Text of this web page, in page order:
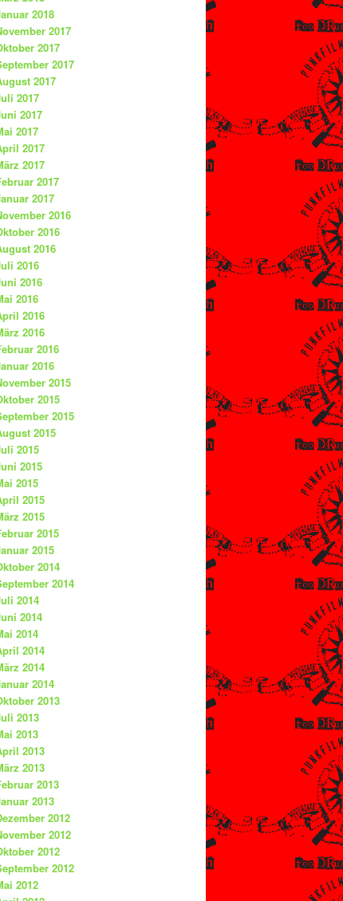
2018
2017
2017
2017
2017
2017
2017
2017
2017
2017
2017
2017
2016
2016
2016
2016
2016
2016
2016
2016
2016
2016
2015
2015
2015
2015
2015
2015
2015
2015
2015
2015
2015
2014
2014
2014
2014
2014
2014
2014
2014
2013
2013
2013
2013
2013
2013
2013
2012
2012
2012
2012
2012